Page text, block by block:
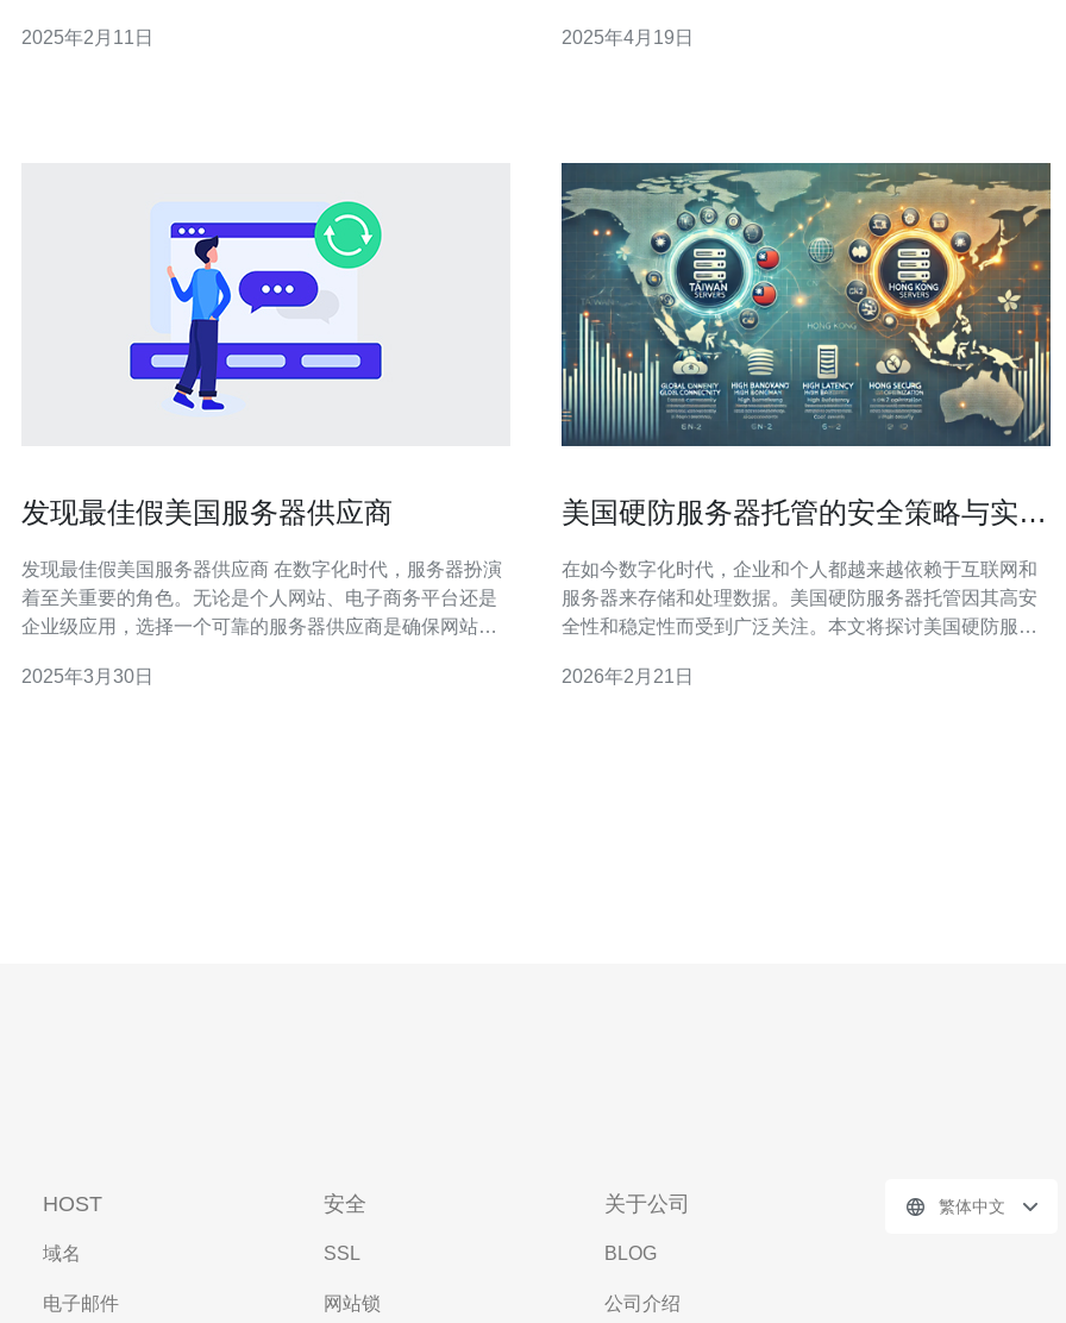
C3服务器是一种高性能的服务器产品，由美国知名
2025年2月11日
好的用户体验。 美国站群服务器是全球最受欢迎的选择之
2025年4月19日
发现最佳假美国服务器供应商
发现最佳假美国服务器供应商 在数字化时代，服务器扮演
着至关重要的角色。无论是个人网站、电子商务平台还是
企业级应用，选择一个可靠的服务器供应商是确保网站稳
供应商，并提供一些建议来确保您的选择符合您的需求。
2025年3月30日
美国硬防服务器托管的安全策略与实用
在如今数字化时代，企业和个人都越来越依赖于互联网和
服务器来存储和处理数据。美国硬防服务器托管因其高安
全性和稳定性而受到广泛关注。本文将探讨美国硬防服务
器时做到安全可靠。 首先，选择一个信誉良好的服务提供
2026年2月21日
HOST
域名
电子邮件
安全
SSL
网站锁
关于公司
BLOG
公司介绍
繁体中文